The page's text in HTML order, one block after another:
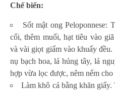
Chế biến:
Sốt mật ong Peloponnese:
cối, thêm muối, hạt tiêu vào
và vài giọt giấm vào khuấy
nụ bạch hoa, lá húng tây, lá
hợp vừa lọc được, nêm nếm cho
Làm khô cá bằng khăn